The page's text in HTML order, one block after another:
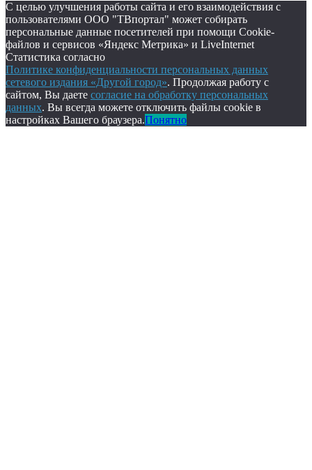
С целью улучшения работы сайта и его взаимодействия с
пользователями ООО "ТВпортал" может собирать
персональные данные посетителей при помощи Cookie-
файлов и сервисов «Яндекс Метрика» и LiveInternet
Статистика согласно
Политике конфиденциальности персональных данных
сетевого издания «Другой город». Продолжая работу с
сайтом, Вы даете согласие на обработку персональных
данных. Вы всегда можете отключить файлы cookie в
настройках Вашего браузера.Понятно